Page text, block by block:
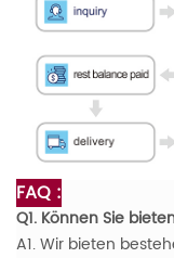
FAQ :
Q1. Können Sie
A1. Wir bieten